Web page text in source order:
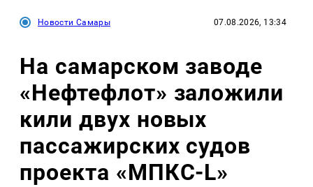
Новости Самары 07.08.2026, 13:34
На самарском заводе
«Нефтефлот» заложили
кили двух новых
пассажирских судов
проекта «МПКС-L»